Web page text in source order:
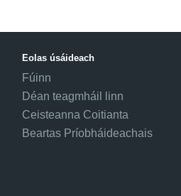
Eolas úsáideach
Fúinn
Déan teagmháil linn
Ceisteanna Coitianta
Beartas Príobháideachais